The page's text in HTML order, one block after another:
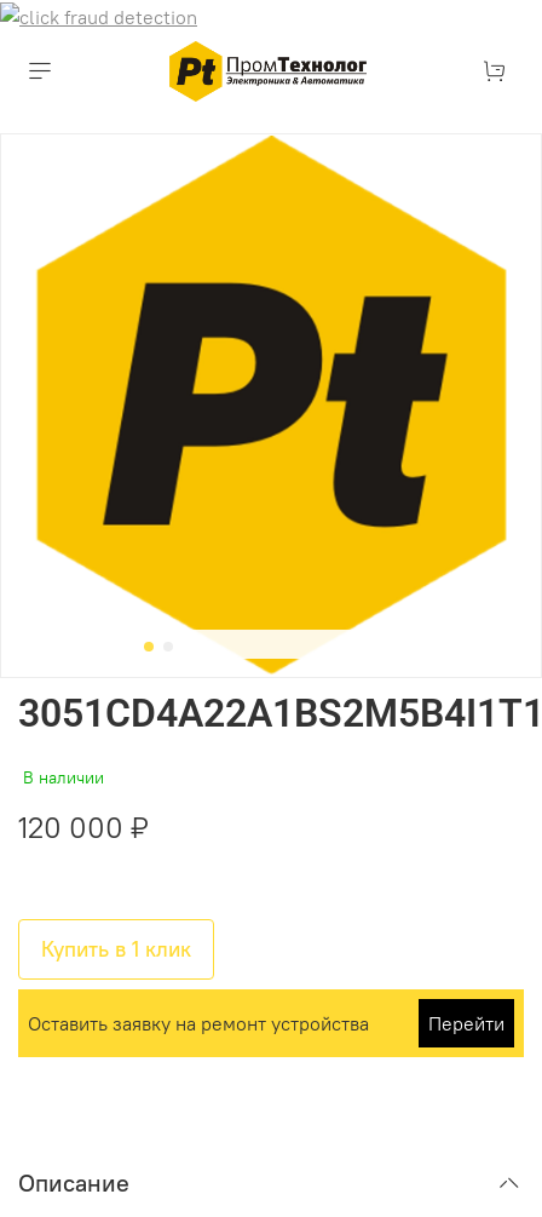
В наличии
120 000 ₽
Купить в 1 клик
Оставить заявку на ремонт устройства Перейти
Описание